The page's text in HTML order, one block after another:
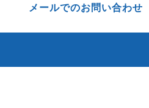
メールでのお問い合わせ